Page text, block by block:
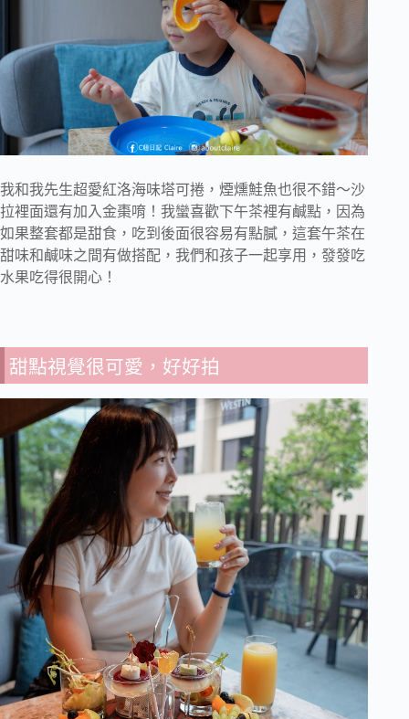
我和我先生超愛紅洛海味塔可捲，煙燻鮭魚也很不錯～沙
拉裡面還有加入金棗唷！我蠻喜歡下午茶裡有鹹點，因為
如果整套都是甜食，吃到後面很容易有點膩，這套午茶在
甜味和鹹味之間有做搭配，我們和孩子一起享用，發發吃
水果吃得很開心！
甜點視覺很可愛，好好拍